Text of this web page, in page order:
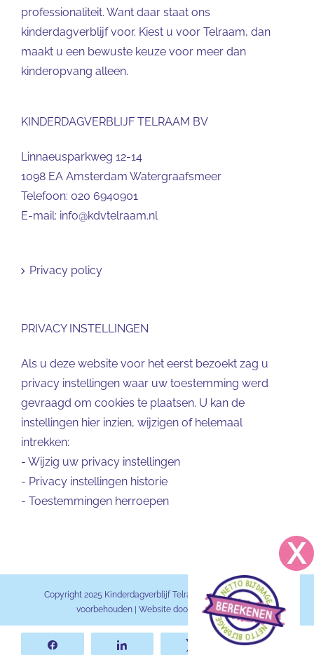
professionaliteit. Want daar staat ons
kinderdagverblijf voor. Kiest u voor Telraam, dan
maakt u een bewuste keuze voor meer dan
kinderopvang alleen.
KINDERDAGVERBLIJF TELRAAM BV
Linnaeusparkweg 12-14
1098 EA Amsterdam Watergraafsmeer
Telefoon: 020 6940901
E-mail: info@kdvtelraam.nl
Privacy policy
PRIVACY INSTELLINGEN
Als u deze website voor het eerst bezoekt zag u
privacy instellingen waar uw toestemming werd
gevraagd om cookies te plaatsen. U kan de
instellingen hier inzien, wijzigen of helemaal
intrekken:
- Wijzig uw privacy instellingen
- Privacy instellingen historie
- Toestemmingen herroepen
Copyright 2025 Kinderdagverblijf Telraam BV | Alle rechten
voorbehouden | Website door
KDV Online
Tweet